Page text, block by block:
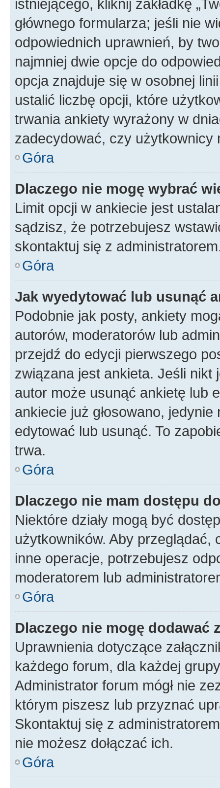
istniejącego, kliknij zakładkę
głównego formularza; jeśli nie
odpowiednich uprawnień, by
najmniej dwie opcje do
opcja znajduje się w osobnej
ustalić liczbę opcji, które
trwania ankiety wyrażony w
zadecydować, czy użytkownicy
Góra
Dlaczego nie mogę wybrać
Limit opcji w ankiecie jest
sądzisz, że potrzebujesz
skontaktuj się z
Góra
Jak wyedytować lub usunąć
Podobnie jak posty, ankiety
autorów, moderatorów lub
przejdź do edycji pierwszego
związana jest ankieta. Jeśli nikt
autor może usunąć ankietę lub
ankiecie już głosowano,
edytować lub usunąć. To
trwa.
Góra
Dlaczego nie mam dostępu
Niektóre działy mogą być
użytkowników. Aby
inne operacje, potrzebujesz
moderatorem lub
Góra
Dlaczego nie mogę dodawać
Uprawnienia dotyczące
każdego forum, dla każdej
Administrator forum mógł nie
którym piszesz lub przyznać
Skontaktuj się z
nie możesz dołączać ich.
Góra